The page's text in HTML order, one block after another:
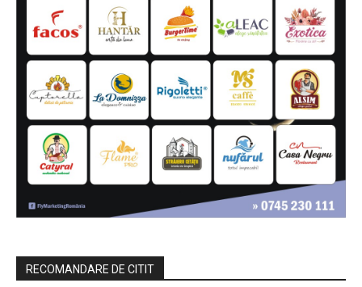
RECOMANDARE DE CITIT